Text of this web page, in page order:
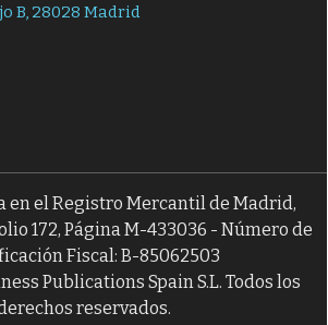
B, 28028 Madrid
en el Registro Mercantil de Madrid,
172, Página M-433036 - Número de
Fiscal: B-85062503
Publications Spain S.L. Todos los
reservados.